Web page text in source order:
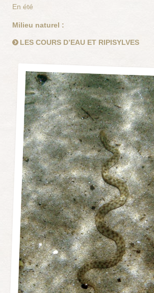
En été
Milieu naturel :
LES COURS D’EAU ET RIPISYLVES